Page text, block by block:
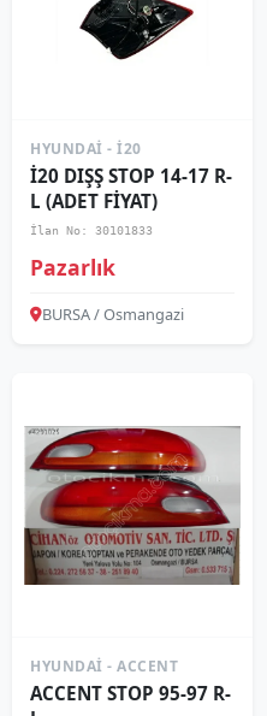
HYUNDAI - I20
İ20 DIŞŞ STOP 14-17 R-
L (ADET FİYAT)
İlan No: 30101833
Pazarlık
BURSA / Osmangazi
HYUNDAI - ACCENT
ACCENT STOP 95-97 R-